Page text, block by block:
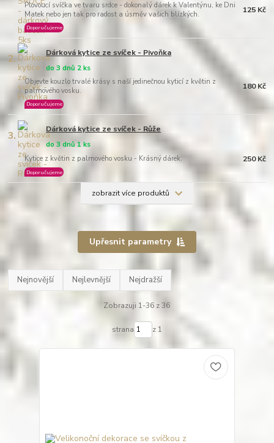
Plovoucí svíčka ve tvaru srdce - dokonalý dárek k Valentýnu, ke Dni
Matek nebo jen tak pro radost a úsměv vašich blízkých.
Doporučujeme
125 Kč
2. Dárková kytice ze svíček - Pivoňka
Objevte kouzlo trvalé krásy s naší jedinečnou kyticí z květin z
palmového vosku.
do 3 dnů 2 ks
Doporučujeme
180 Kč
3. Dárková kytice ze svíček - Růže
Kytice z květin z palmového vosku - Krásný dárek.
do 3 dnů 1 ks
Doporučujeme
250 Kč
zobrazit více produktů
Upřesnit parametry
Nejnovější Nejlevnější Nejdražší
Zobrazuji 1-36 z 36
strana z 1